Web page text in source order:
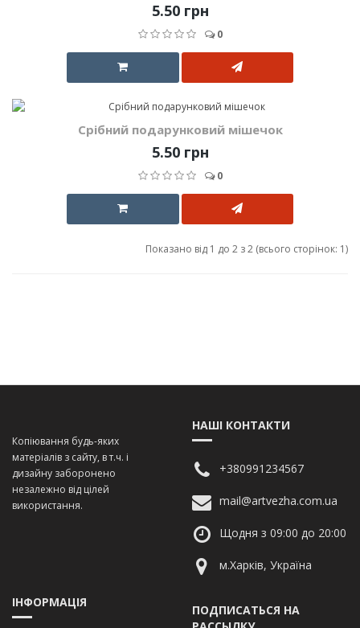
5.50 грн
0
Срібний подарунковий мішечок
5.50 грн
0
Показано від 1 до 2 з 2 (всього сторінок: 1)
Копіювання будь-яких
матеріалів з сайту, в т.ч. і
дизайну заборонено
незалежно від цілей
використання.
НАШІ КОНТАКТИ
+380991234567
mail@artvezha.com.ua
Щодня з 09:00 до 20:00
м.Харків, Україна
ІНФОРМАЦІЯ
ПОДПИСАТЬСЯ НА